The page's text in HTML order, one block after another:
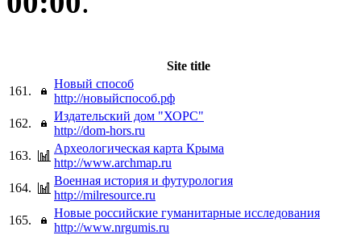
Site title
161.
Новый способ
http://новыйспособ.рф
162.
Издательский дом "ХОРС"
http://dom-hors.ru
163.
Археологическая карта Крыма
http://www.archmap.ru
164.
Военная история и футурология
http://milresource.ru
165.
Новые российские гуманитарные исследования
http://www.nrgumis.ru